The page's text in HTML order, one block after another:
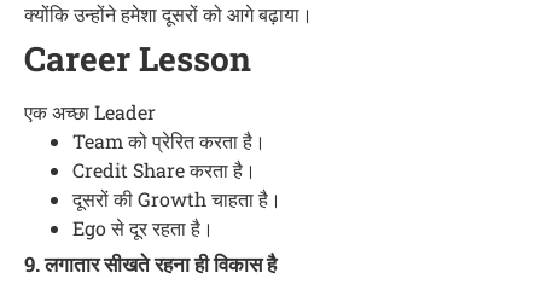
क्योंकि उन्होंने हमेशा दूसरों को आगे बढ़ाया।
Career Lesson
एक अच्छा Leader
Team को प्रेरित करता है।
Credit Share करता है।
दूसरों की Growth चाहता है।
Ego से दूर रहता है।
9. लगातार सीखते रहना ही विकास है